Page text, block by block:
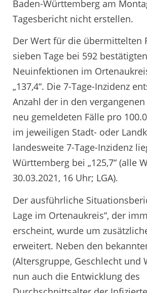
Baden-Württemberg am
Tagesbericht nicht erstellen.
Der Wert für die übermittelten
sieben Tage bei 592 bestätigten
Neuinfektionen im
„137,4“. Die 7-Tage-Inzidenz
Anzahl der in den
neu gemeldeten Fälle pro
im jeweiligen Stadt- oder
landesweite 7-Tage-Inzidenz
Württemberg bei „125,7“ (alle
30.03.2021, 16 Uhr; LGA).
Der ausführliche
Lage im Ortenaukreis“, der
erscheint, wurde um
erweitert. Neben den
(Altersgruppe, Geschlecht und
nun auch die Entwicklung des